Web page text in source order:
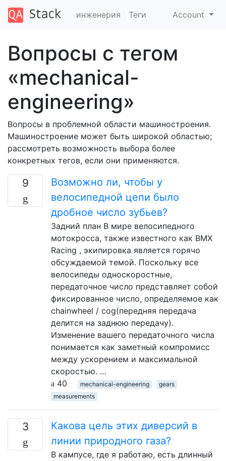
инженерия Теги Account
Вопросы с тегом
«mechanical-
engineering»
Вопросы в проблемной области машиностроения.
Машиностроение может быть широкой областью;
рассмотреть возможность выбора более
конкретных тегов, если они применяются.
9
Возможно ли, чтобы у
велосипедной цепи было
дробное число зубьев?
Задний план В мире велосипедного
мотокросса, также известного как BMX
Racing , экипировка является горячо
обсуждаемой темой. Поскольку все
велосипеды односкоростные,
передаточное число представляет собой
фиксированное число, определяемое как
chainwheel / cog(передняя передача
делится на заднюю передачу).
Изменение вашего передаточного числа
понимается как заметный компромисс
между ускорением и максимальной
скоростью. …
40
mechanical-engineering
gears
measurements
3
Какова цель этих диверсий в
линии природного газа?
В кампусе, где я работаю, есть длинный